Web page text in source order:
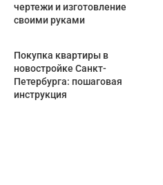
чертежи и изготовление
своими руками
Покупка квартиры в
новостройке Санкт-
Петербурга: пошаговая
инструкция